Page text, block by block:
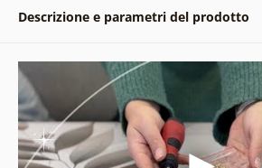
Descrizione e parametri del prodotto